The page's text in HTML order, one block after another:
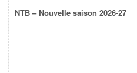
NTB – Nouvelle saison 2026-27